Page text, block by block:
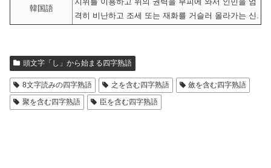
韓国語
격히 비난하고 조세 또는 재화를 거슬러 올라가는 신.
頭文字「し」から始まる四字熟語
8文字読みの四字熟語 之を含む四字熟語
斂を含む四字熟語
聚を含む四字熟語
臣を含む四字熟語